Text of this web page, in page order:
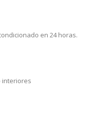
en 24 horas.
interiores